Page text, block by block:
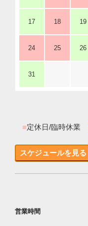
17 18 19
24 25 26
31
■定休日/臨時休業
スケジュールを見る
営業時間